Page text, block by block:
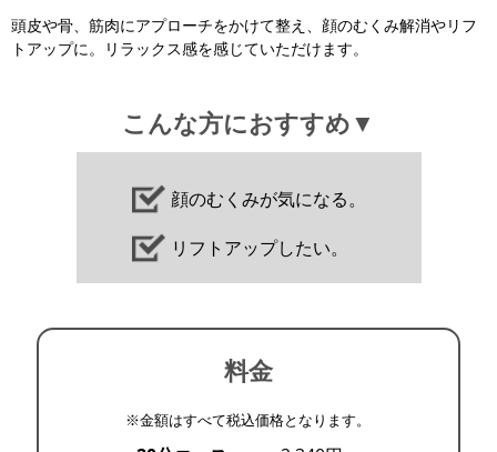
頭皮や骨、筋肉にアプローチをかけて整え、顔のむくみ解消やリフ
トアップに。リラックス感を感じていただけます。
こんな方におすすめ▼
顔のむくみが気になる。
リフトアップしたい。
料金
※金額はすべて税込価格となります。